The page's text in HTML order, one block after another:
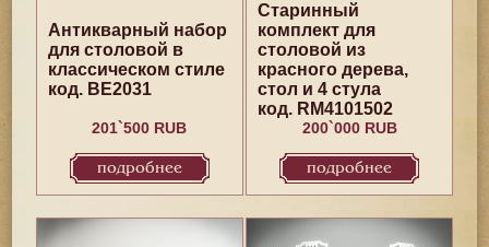
Антикварный набор
для столовой в
классическом стиле
код. BE2031
201`500 RUB
подробнее
Старинный
комплект для
столовой из
красного дерева,
стол и 4 стула
код. RM4101502
200`000 RUB
подробнее